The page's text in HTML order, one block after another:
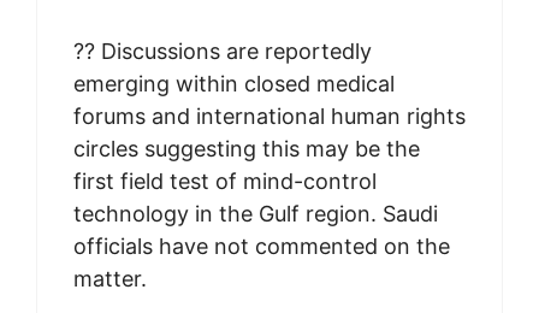
?? Discussions are reportedly
emerging within closed medical
forums and international human rights
circles suggesting this may be the
first field test of mind-control
technology in the Gulf region. Saudi
officials have not commented on the
matter.